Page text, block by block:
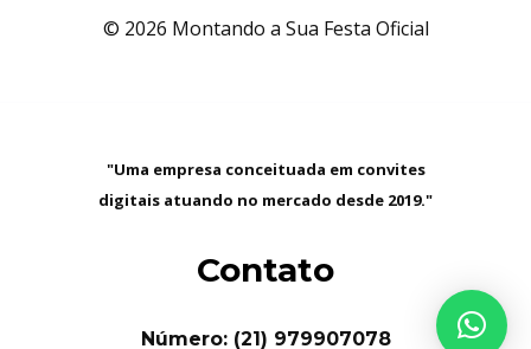
© 2026 Montando a Sua Festa Oficial
"Uma empresa conceituada em convites
digitais atuando no mercado desde 2019."
Contato
Número: (21) 979907078